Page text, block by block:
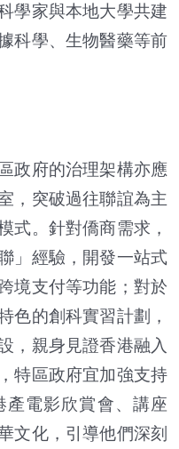
學家與本地大學共建
科學、生物醫藥等前
政府的治理架構亦應
，突破過往聯誼為主
式。針對僑商需求，
」經驗，開發一站式
境支付等功能；對於
色的創科實習計劃，
，親身見證香港融入
特區政府宜加強支持
電影欣賞會、講座
文化，引導他們深刻